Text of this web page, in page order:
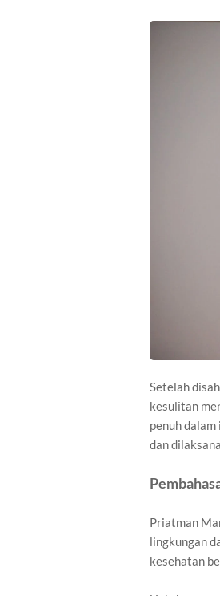
Setelah
kesulitan
penuh
dan
Priatman
lingkungan
kesehatan